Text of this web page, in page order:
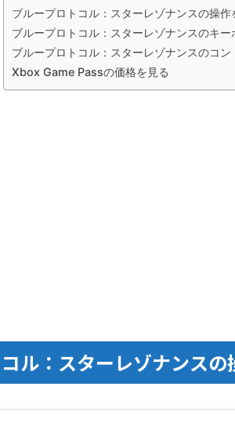
ブループロトコル：スターレゾナンスの操
ブループロトコル：スターレゾナンスのキー
ブループロトコル：スターレゾナンスのコン
Xbox Game Passの価格を見る
ル：スターレゾナンス